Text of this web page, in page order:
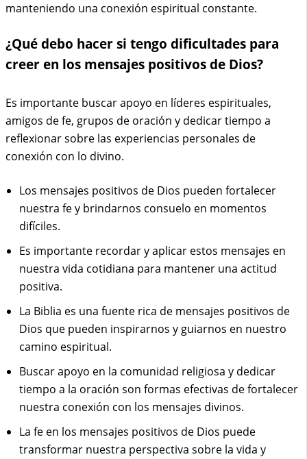
manteniendo una conexión espiritual constante.
¿Qué debo hacer si tengo dificultades para
creer en los mensajes positivos de Dios?
Es importante buscar apoyo en líderes espirituales,
amigos de fe, grupos de oración y dedicar tiempo a
reflexionar sobre las experiencias personales de
conexión con lo divino.
Los mensajes positivos de Dios pueden fortalecer
nuestra fe y brindarnos consuelo en momentos
difíciles.
Es importante recordar y aplicar estos mensajes en
nuestra vida cotidiana para mantener una actitud
positiva.
La Biblia es una fuente rica de mensajes positivos de
Dios que pueden inspirarnos y guiarnos en nuestro
camino espiritual.
Buscar apoyo en la comunidad religiosa y dedicar
tiempo a la oración son formas efectivas de fortalecer
nuestra conexión con los mensajes divinos.
La fe en los mensajes positivos de Dios puede
transformar nuestra perspectiva sobre la vida y